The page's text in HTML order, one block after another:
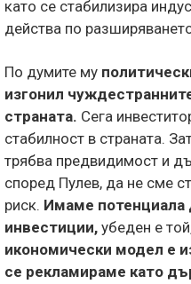
като се стабилизира
действа по
По думите му
изгонил
страната. Сега
стабилност в страната.
трябва предвидимост и
според Пулев, да не сме
риск. Имаме потенциала
инвестиции, убеден е
икономически модел е
се рекламираме като